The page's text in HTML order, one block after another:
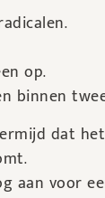
op.
binnen
dat
aan voor